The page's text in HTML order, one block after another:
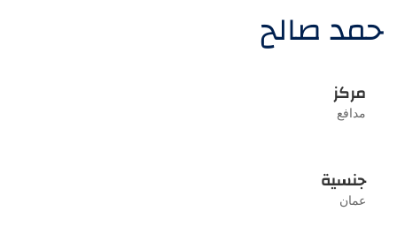
حمد صالح
مركز
مدافع
جنسية
عمان